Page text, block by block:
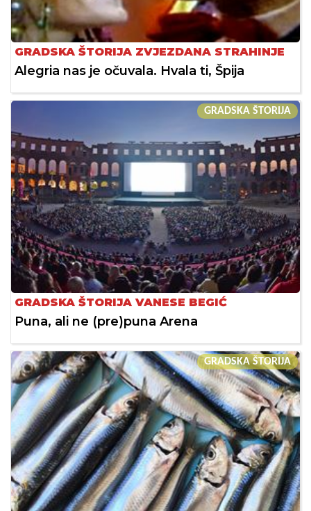
GRADSKA ŠTORIJA ZVJEZDANA STRAHINJE
Alegria nas je očuvala. Hvala ti, Špija
GRADSKA ŠTORIJA
GRADSKA ŠTORIJA VANESE BEGIĆ
Puna, ali ne (pre)puna Arena
GRADSKA ŠTORIJA